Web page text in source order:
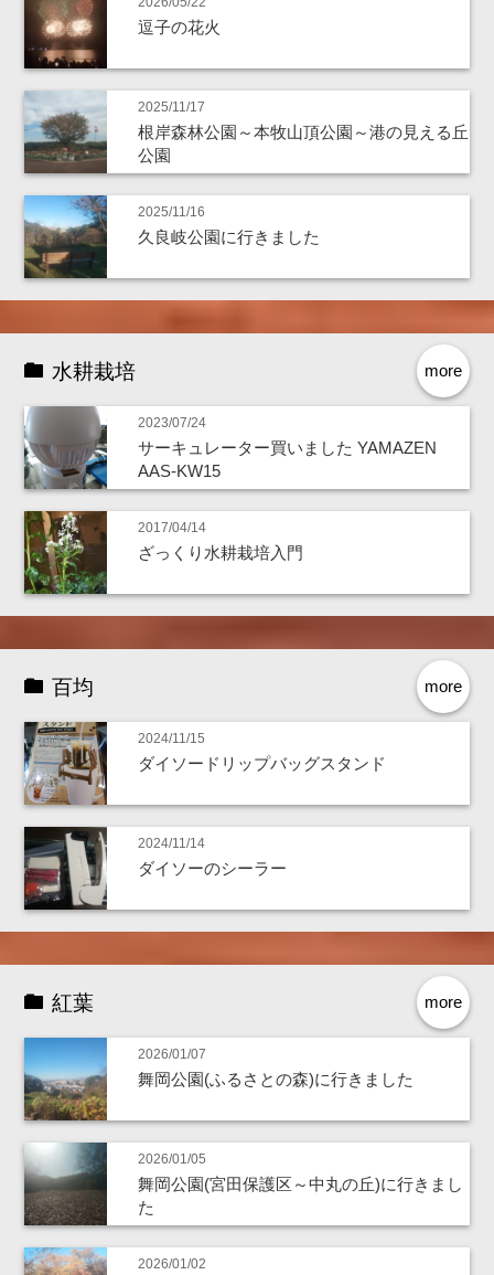
逗子の花火
2025/11/17
根岸森林公園～本牧山頂公園～港の見える丘
公園
2025/11/16
久良岐公園に行きました
more
水耕栽培
2023/07/24
サーキュレーター買いました YAMAZEN
AAS-KW15
2017/04/14
ざっくり水耕栽培入門
more
百均
2024/11/15
ダイソードリップバッグスタンド
2024/11/14
ダイソーのシーラー
more
紅葉
2026/01/07
舞岡公園(ふるさとの森)に行きました
2026/01/05
舞岡公園(宮田保護区～中丸の丘)に行きまし
た
2026/01/02